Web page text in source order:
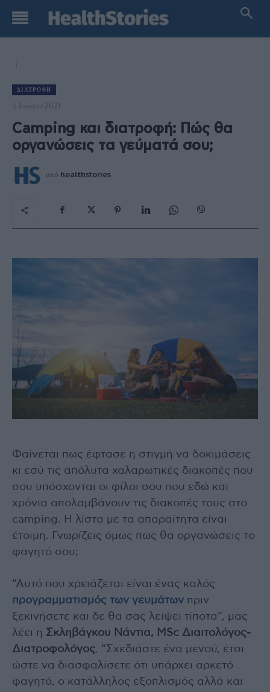
ΔΙΑΤΡΟΦΉ
6 Ιουλίου 2021
Camping και διατροφή: Πώς θα
οργανώσεις τα γεύματά σου;
από healthstories
Φαίνεται πως έφτασε η στιγμή να δοκιμάσεις
κι εσύ τις απόλυτα χαλαρωτικές διακοπές που
σου υπόσχονται οι φίλοι σου που εδώ και
χρόνια απολαμβάνουν τις διακοπές τους στο
camping. Η λίστα με τα απαραίτητα είναι
έτοιμη. Γνωρίζεις όμως πως θα οργανώσεις το
φαγητό σου;
“Αυτό που χρειάζεται είναι ένας καλός
προγραμματισμός των γευμάτων πριν
ξεκινήσετε και δε θα σας λείψει τίποτα”, μας
λέει η Σκληβάγκου Νάντια, MSc Διαιτολόγος-
Διατροφολόγος. “Σχεδιάστε ένα μενού, έτσι
ώστε να διασφαλίσετε ότι υπάρχει αρκετό
φαγητό, ο κατάλληλος εξοπλισμός αλλά και